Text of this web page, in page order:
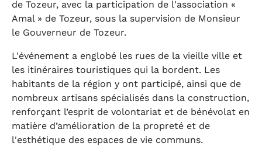
de Tozeur, avec la participation de l'association «
Amal » de Tozeur, sous la supervision de Monsieur
le Gouverneur de Tozeur.
L'événement a englobé les rues de la vieille ville et
les itinéraires touristiques qui la bordent. Les
habitants de la région y ont participé, ainsi que de
nombreux artisans spécialisés dans la construction,
renforçant l’esprit de volontariat et de bénévolat en
matière d’amélioration de la propreté et de
l'esthétique des espaces de vie communs.